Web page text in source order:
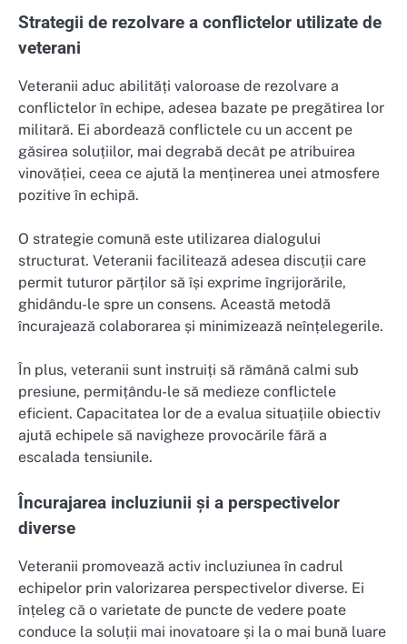
Strategii de rezolvare a conflictelor utilizate de
veterani
Veteranii aduc abilități valoroase de rezolvare a
conflictelor în echipe, adesea bazate pe pregătirea lor
militară. Ei abordează conflictele cu un accent pe
găsirea soluțiilor, mai degrabă decât pe atribuirea
vinovăției, ceea ce ajută la menținerea unei atmosfere
pozitive în echipă.
O strategie comună este utilizarea dialogului
structurat. Veteranii facilitează adesea discuții care
permit tuturor părților să își exprime îngrijorările,
ghidându-le spre un consens. Această metodă
încurajează colaborarea și minimizează neînțelegerile.
În plus, veteranii sunt instruiți să rămână calmi sub
presiune, permițându-le să medieze conflictele
eficient. Capacitatea lor de a evalua situațiile obiectiv
ajută echipele să navigheze provocările fără a
escalada tensiunile.
Încurajarea incluziunii și a perspectivelor
diverse
Veteranii promovează activ incluziunea în cadrul
echipelor prin valorizarea perspectivelor diverse. Ei
înțeleg că o varietate de puncte de vedere poate
conduce la soluții mai inovatoare și la o mai bună luare